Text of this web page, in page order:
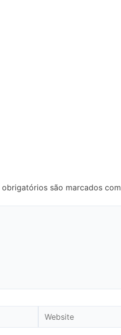
obrigatórios são marcados com
Website